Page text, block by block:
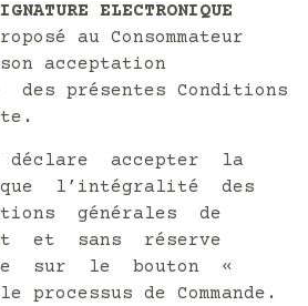
ELECTRONIQUE
au Consommateur
acceptation
présentes Conditions
déclare accepter la
que l’intégralité des
générales de
et sans réserve
sur le bouton «
processus de Commande.